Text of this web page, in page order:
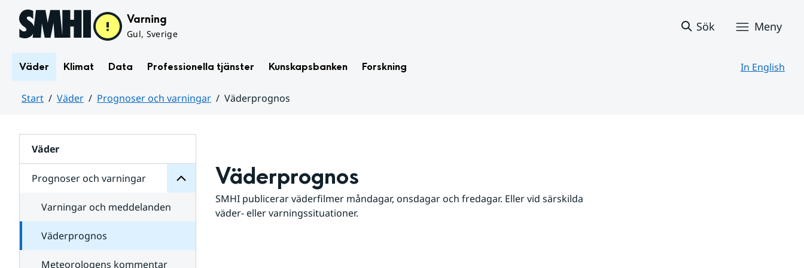
Hoppa till sidans innehåll Varning
Gul, Sverige
Sök Meny
Väder Klimat Data Professionella tjänster Kunskapsbanken Forskning In English
Start Väder Prognoser och varningar
Väderprognos
Väder
Prognoser och varningar
för
varningar
Varningar och meddelanden
Väderprognos
Meteorologens kommentar
Väderprognos
SMHI publicerar väderfilmer måndagar, onsdagar och fredagar. Eller vid särskilda
väder- eller varningssituationer.